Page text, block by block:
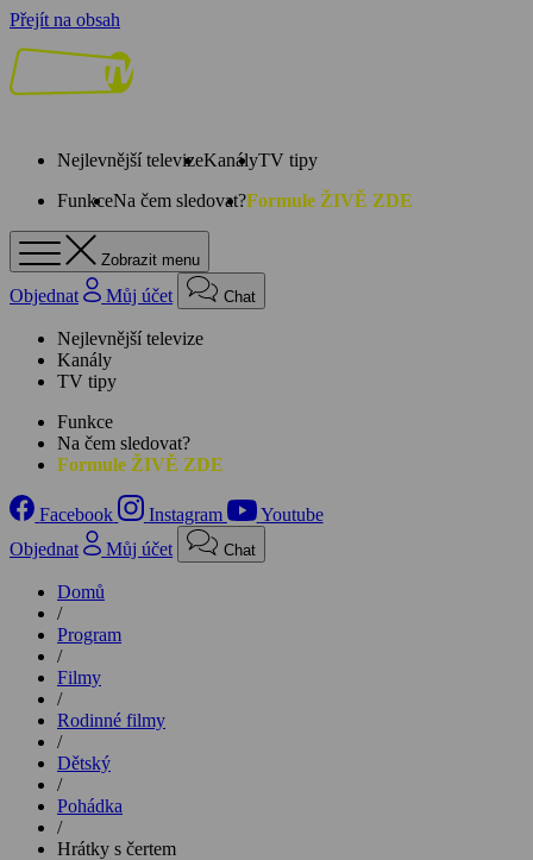
Přejít na obsah
Nejlevnější televizeKanályTV tipy
FunkceNa čem sledovat?Formule ŽIVĚ ZDE
Zobrazit menu
Objednat Můj účet Chat
Nejlevnější televize
Kanály
TV tipy
Funkce
Na čem sledovat?
Formule ŽIVĚ ZDE
Facebook Instagram
Youtube
Objednat
Můj účet Chat
Domů
/
Program
/
Filmy
/
Rodinné filmy
/
Dětský
/
Pohádka
/
Hrátky s čertem